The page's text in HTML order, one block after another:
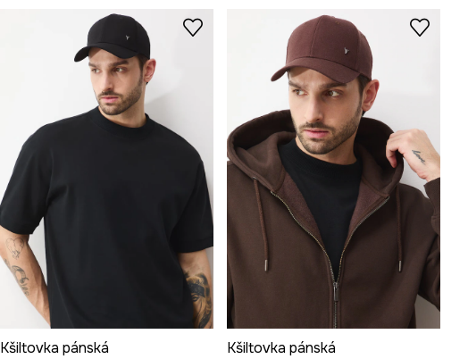
Kšiltovka pánská
Kšiltovka pánská